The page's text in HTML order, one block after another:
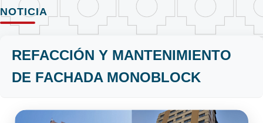
NOTICIA
REFACCIÓN Y MANTENIMIENTO
DE FACHADA MONOBLOCK